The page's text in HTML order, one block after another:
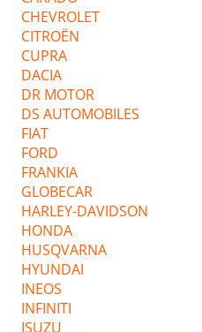
CHEVROLET
CITROËN
CUPRA
DACIA
DR MOTOR
DS AUTOMOBILES
FIAT
FORD
FRANKIA
GLOBECAR
HARLEY-DAVIDSON
HONDA
HUSQVARNA
HYUNDAI
INEOS
INFINITI
ISUZU